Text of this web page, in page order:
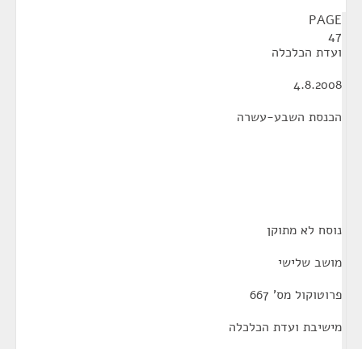
PAGE
47
ועדת הכלכלה
4.8.2008
הכנסת השבע-עשרה
נוסח לא מתוקן
מושב שלישי
פרוטוקול מס' 667
מישיבת ועדת הכלכלה